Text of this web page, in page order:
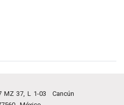
MZ 37, L 1-03
Cancún